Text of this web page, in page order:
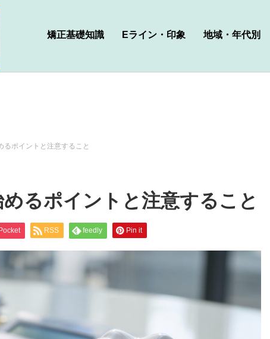
矯正基礎知識 Eライン・印象 地域・年代別
るポイントと注意すること
るポイントと注意すること
Pocket RSS feedly Pin it